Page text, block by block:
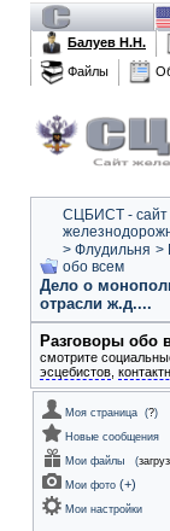
Балуев Н.Н.
Файлы
СЦБИСТ - сайт
> Флудильня >
обо всем
Дело о
отрасли ж.д....
Разговоры обо
смотрите
эсцебистов
Моя страница (?)
Новые сообщения
Мои файлы
(
Мои фото (+)
Мои настройки